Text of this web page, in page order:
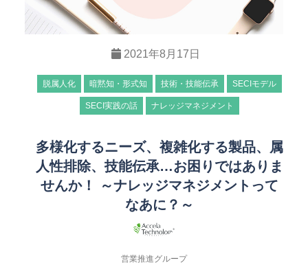
2021年8月17日
脱属人化 暗黙知・形式知 技術・技能伝承 SECIモデル
SECI実践の話 ナレッジマネジメント
多様化するニーズ、複雑化する製品、属
人性排除、技能伝承…お困りではありま
せんか！ ～ナレッジマネジメントって
なあに？～
営業推進グループ